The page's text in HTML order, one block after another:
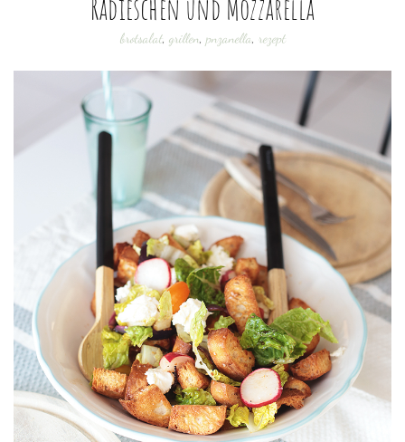
Radieschen und Mozzarella
brotsalat, grillen, pnzanella, rezept